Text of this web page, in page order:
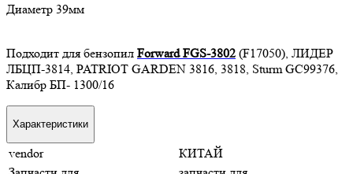
Диаметр 39мм
Подходит для бензопил Forward FGS-3802 (F17050), ЛИДЕР
ЛБЦП-3814, PATRIOT GARDEN 3816, 3818, Sturm GC99376,
Калибр БП- 1300/16
Характеристики
vendor
КИТАЙ